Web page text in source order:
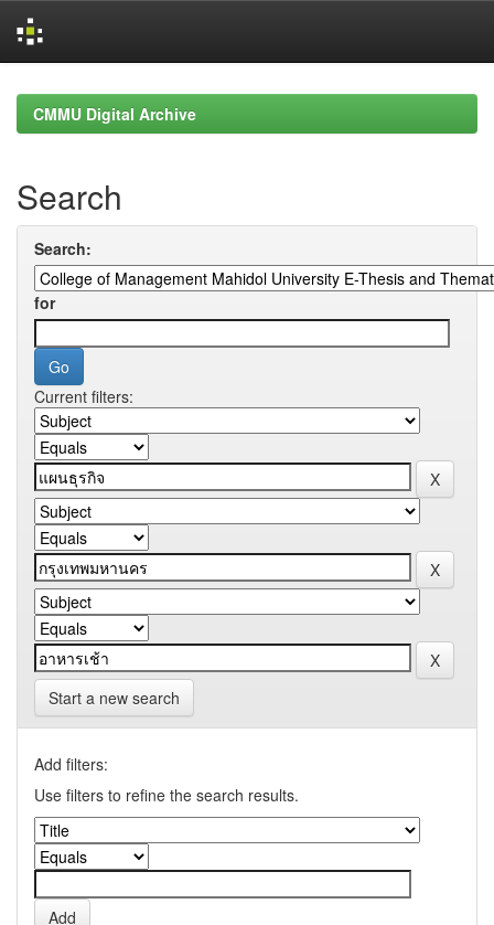
navigationCMMU Digital Archive
Search
Search:
for
Current filters:
Start a new search
Add filters:
Use filters to refine the search results.